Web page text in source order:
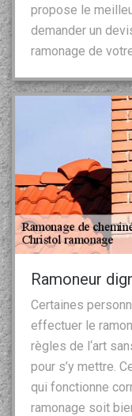
propose le
demander un
ramonage de
Ramoneur
Certaines
effectuer le
règles de l‘art
pour s’y mettre.
qui fonctionne
ramonage soit